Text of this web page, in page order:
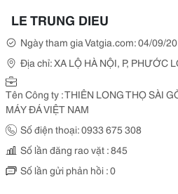
LE TRUNG DIEU
Ngày tham gia Vatgia.com: 04/09/
Địa chỉ: XA LỘ HÀ NỘI, P, PHƯỚC
Tên Công ty : THIÊN LONG THỌ SÀI
MÁY ĐÁ VIỆT NAM
Số điện thoại: 0933 675 308
Số lần đăng rao vặt : 845
Số lần gửi phản hồi : 0